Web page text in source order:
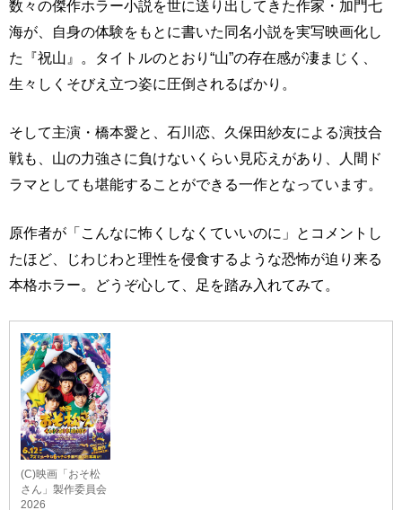
数々の傑作ホラー小説を世に送り出してきた作家・加門七
海が、自身の体験をもとに書いた同名小説を実写映画化し
た『祝山』。タイトルのとおり“山”の存在感が凄まじく、
生々しくそびえ立つ姿に圧倒されるばかり。
そして主演・橋本愛と、石川恋、久保田紗友による演技合
戦も、山の力強さに負けないくらい見応えがあり、人間ド
ラマとしても堪能することができる一作となっています。
原作者が「こんなに怖くしなくていいのに」とコメントし
たほど、じわじわと理性を侵食するような恐怖が迫り来る
本格ホラー。どうぞ心して、足を踏み入れてみて。
(C)映画「おそ松
さん」製作委員会
2026